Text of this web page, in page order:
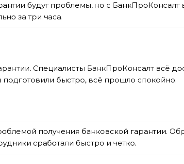
будут проблемы, но с
за три часа.
Специалисты БанкПроКонсалт всё
быстро, всё прошло спокойно.
получения банковской гарантии.
сработали быстро и четко.